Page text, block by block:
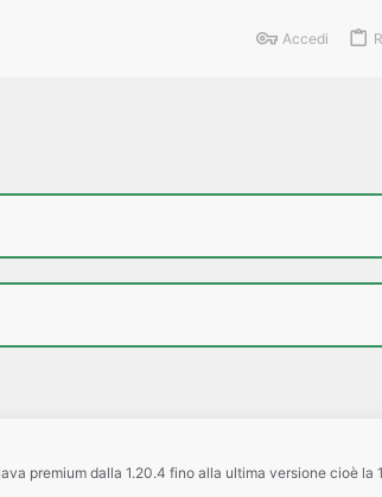
Accedi
premium dalla 1.20.4 fino alla ultima versione cioè la